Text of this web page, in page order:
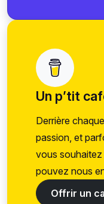
Un p’tit
Derrière
passion, et
vous
pouvez nous
Offrir un